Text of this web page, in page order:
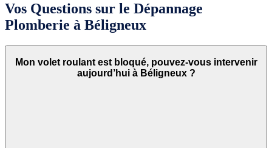
Vos Questions sur le Dépannage
Plomberie à Béligneux
Mon volet roulant est bloqué, pouvez-vous intervenir
aujourd’hui à Béligneux ?